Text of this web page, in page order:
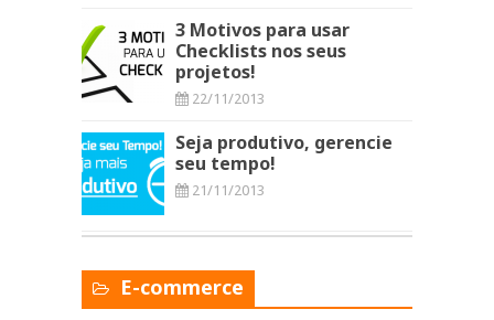
3 Motivos para usar
Checklists nos seus
projetos!
22/11/2013
Seja produtivo, gerencie
seu tempo!
21/11/2013
E-commerce